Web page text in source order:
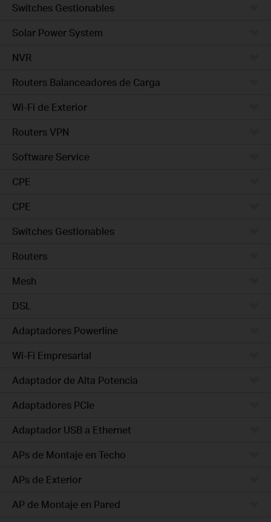
Switches Gestionables
Solar Power System
NVR
Routers Balanceadores de Carga
Wi-Fi de Exterior
Routers VPN
Software Service
CPE
CPE
Switches Gestionables
Routers
Mesh
DSL
Adaptadores Powerline
Wi-Fi Empresarial
Adaptador de Alta Potencia
Adaptadores PCIe
Adaptador USB a Ethernet
APs de Montaje en Techo
APs de Exterior
AP de Montaje en Pared